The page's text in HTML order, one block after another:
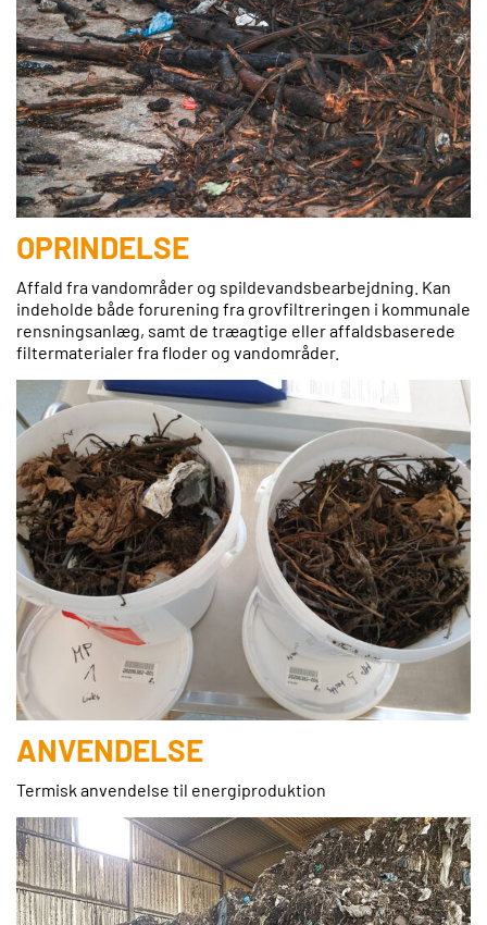
OPRINDELSE
Affald fra vandområder og spildevandsbearbejdning. Kan
indeholde både forurening fra grovfiltreringen i kommunale
rensningsanlæg, samt de træagtige eller affaldsbaserede
filtermaterialer fra floder og vandområder.
ANVENDELSE
Termisk anvendelse til energiproduktion